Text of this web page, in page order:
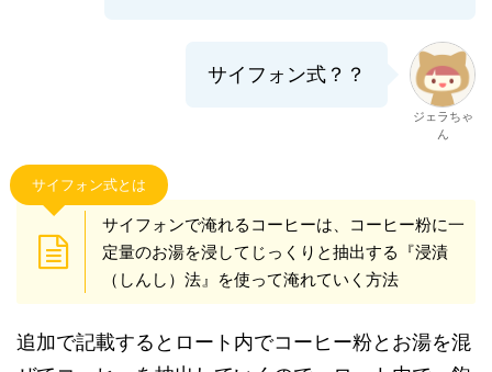
サイフォン式？？
ジェラちゃ
ん
サイフォン式とは
サイフォンで淹れるコーヒーは、コーヒー粉に一
定量のお湯を浸してじっくりと抽出する『浸漬
（しんし）法』を使って淹れていく方法
追加で記載するとロート内でコーヒー粉とお湯を混